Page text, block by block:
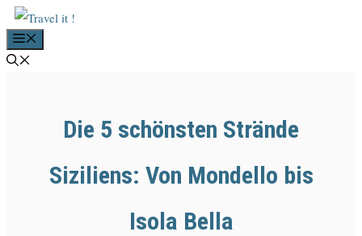
Zum
Inhalt
springen
Die 5 schönsten Strände
Siziliens: Von Mondello bis
Isola Bella